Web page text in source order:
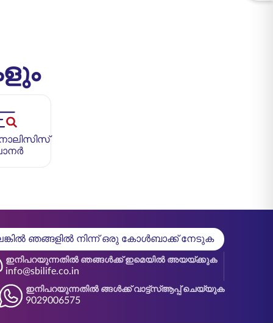
ഞങ്ങളിൽ നിന്ന് ഒരു കോൾബാക്ക് നേടുക
ഇനിപറയുന്നതിൽ ഞങ്ങൾക്ക് ഇമെയിൽ അയയ്ക്കുക
info@sbilife.co.in
ഇനിപറയുന്നതിൽ ങ്ങൾക്ക് വാട്ട്‌സ്ആപ്പ് ചെയ്യുക
9029006575